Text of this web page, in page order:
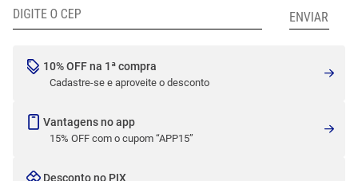
10% OFF na 1ª compra
Cadastre-se e aproveite o desconto
Vantagens no app
15% OFF com o cupom “APP15”
Desconto no PIX